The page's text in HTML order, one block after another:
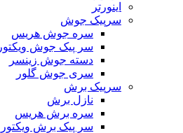
اینورتر
سرپیک جوش
سره جوش هریس
سر پیک جوش ویکتور
دسته جوش زینسر
سری جوش گلور
سرپیک برش
نازل برش
سره برش هریس
سر پیک برش ویکتور